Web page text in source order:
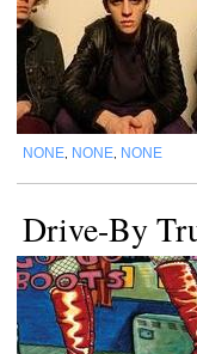
NONE NONE NONE
Drive-By